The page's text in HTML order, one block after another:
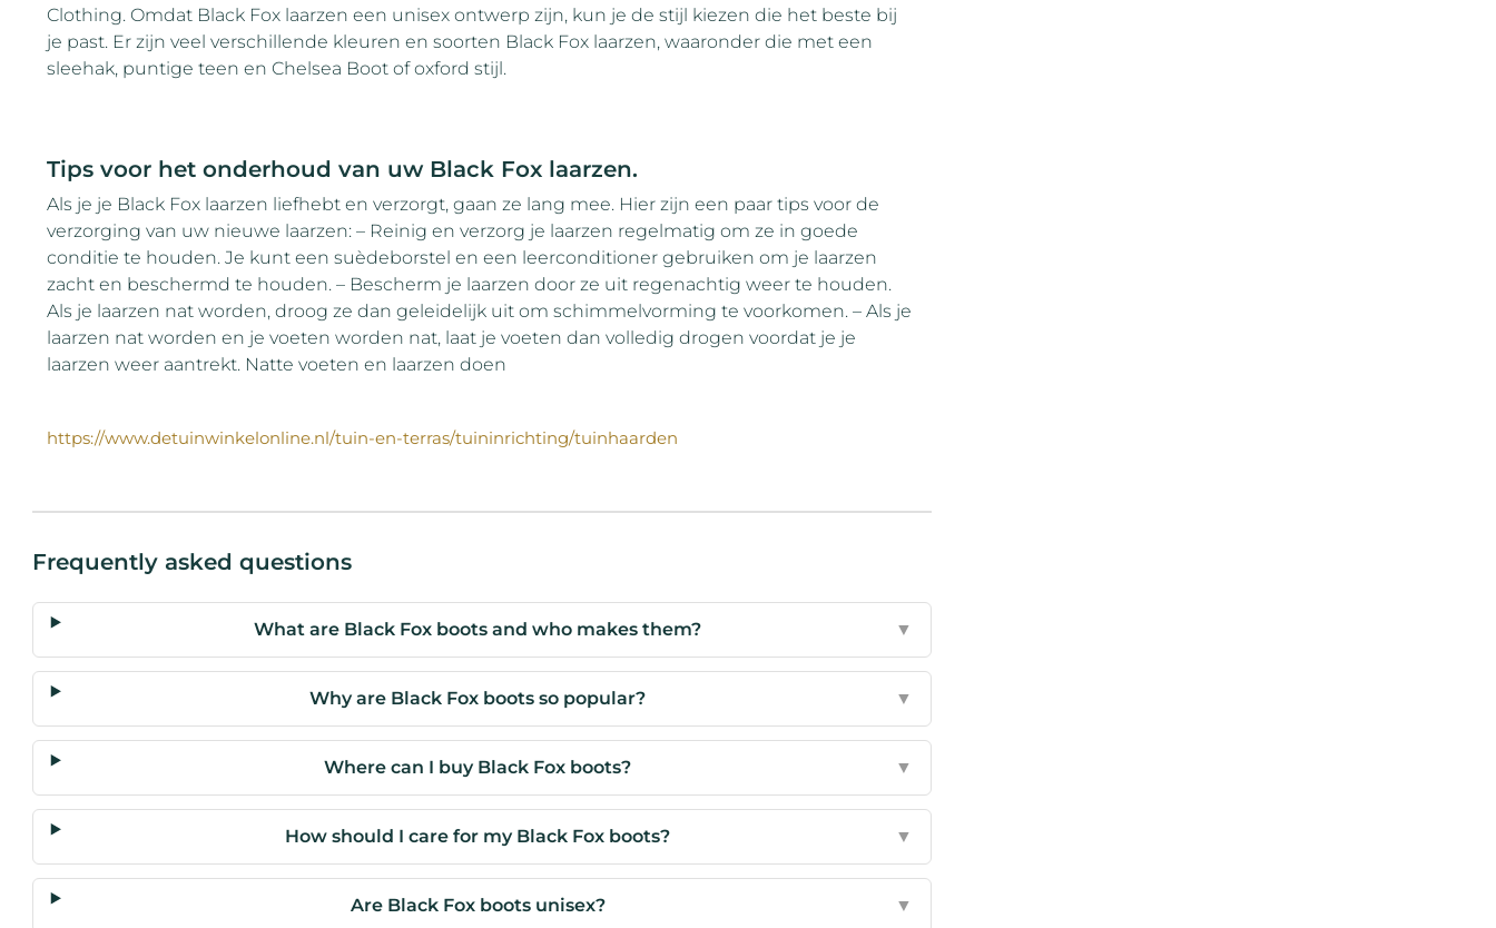
Clothing. Omdat Black Fox laarzen een unisex ontwerp zijn, kun je de stijl kiezen die het beste bij
je past. Er zijn veel verschillende kleuren en soorten Black Fox laarzen, waaronder die met een
sleehak, puntige teen en Chelsea Boot of oxford stijl.
Tips voor het onderhoud van uw Black Fox laarzen.
Als je je Black Fox laarzen liefhebt en verzorgt, gaan ze lang mee. Hier zijn een paar tips voor de
verzorging van uw nieuwe laarzen: – Reinig en verzorg je laarzen regelmatig om ze in goede
conditie te houden. Je kunt een suèdeborstel en een leerconditioner gebruiken om je laarzen
zacht en beschermd te houden. – Bescherm je laarzen door ze uit regenachtig weer te houden.
Als je laarzen nat worden, droog ze dan geleidelijk uit om schimmelvorming te voorkomen. – Als je
laarzen nat worden en je voeten worden nat, laat je voeten dan volledig drogen voordat je je
laarzen weer aantrekt. Natte voeten en laarzen doen
https://www.detuinwinkelonline.nl/tuin-en-terras/tuininrichting/tuinhaarden
Frequently asked questions
What are Black Fox boots and who makes them? ▼
Why are Black Fox boots so popular? ▼
Where can I buy Black Fox boots? ▼
How should I care for my Black Fox boots? ▼
Are Black Fox boots unisex? ▼